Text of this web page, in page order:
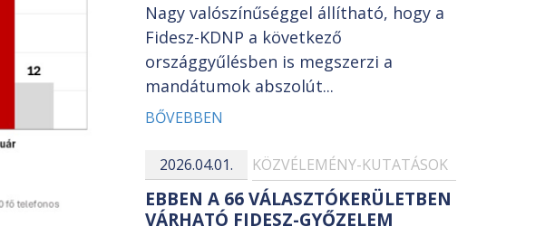
Nagy valószínűséggel állítható, hogy a
Fidesz-KDNP a következő
országgyűlésben is megszerzi a
mandátumok abszolút...
BŐVEBBEN
2026.04.01. KÖZVÉLEMÉNY-KUTATÁSOK
EBBEN A 66 VÁLASZTÓKERÜLETBEN
VÁRHATÓ FIDESZ-GYŐZELEM